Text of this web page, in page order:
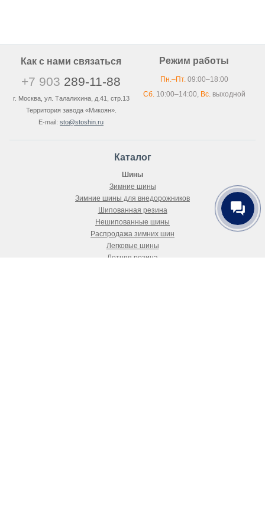
Как с нами связаться
+7 903 289-11-88
г. Москва, ул. Талалихина, д.41, стр.13
Территория завода «Микоян».
E-mail: sto@stoshin.ru
Режим работы
Пн.–Пт.09:00–18:00
Сб.10:00–14:00, Вс.выходной
Каталог
Шины
Зимние шины
Зимние шины для внедорожников
Шипованная резина
Нешипованные шины
Распродажа зимних шин
Легковые шины
Летняя резина